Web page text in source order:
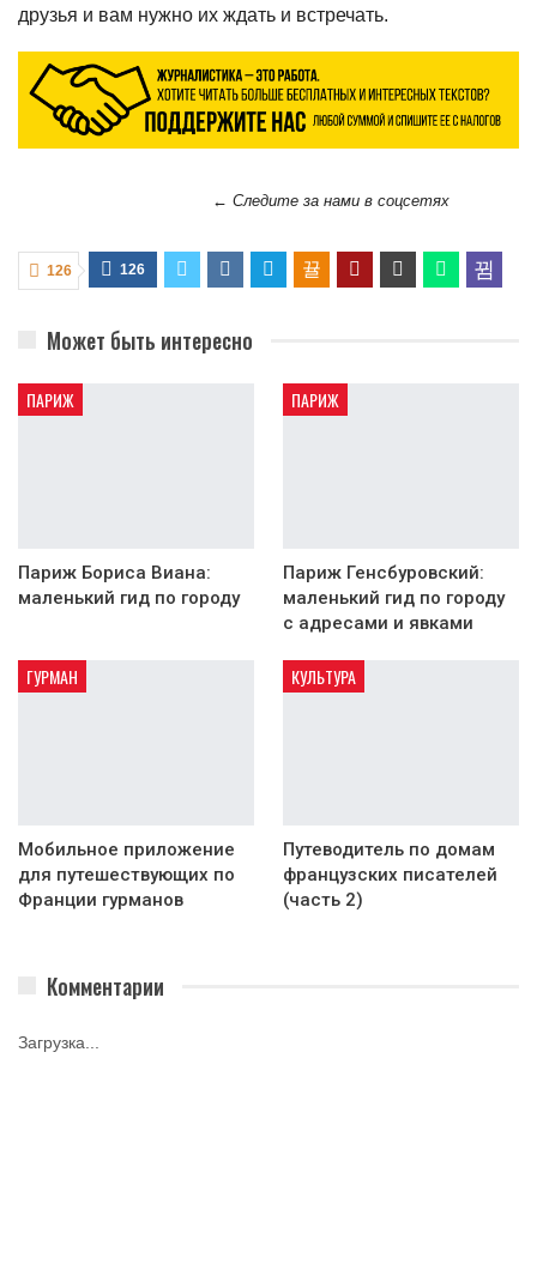
друзья и вам нужно их ждать и встречать.
← Следите за нами в соцсетях
126 126
Может быть интересно
ПАРИЖ
Париж Бориса Виана:
маленький гид по городу
ПАРИЖ
Париж Генсбуровский:
маленький гид по городу
с адресами и явками
ГУРМАН
Мобильное приложение
для путешествующих по
Франции гурманов
КУЛЬТУРА
Путеводитель по домам
французских писателей
(часть 2)
Комментарии
Загрузка...